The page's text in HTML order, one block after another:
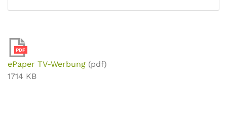
PDF
ePaper TV-Werbung (pdf)
1714 KB